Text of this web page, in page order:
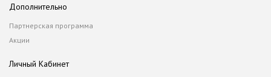
Дополнительно
Партнерская программа
Акции
Личный Кабинет